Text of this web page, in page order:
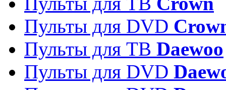
Пульты для DVD
Пульты для ТВ Daewoo
Пульты для DVD